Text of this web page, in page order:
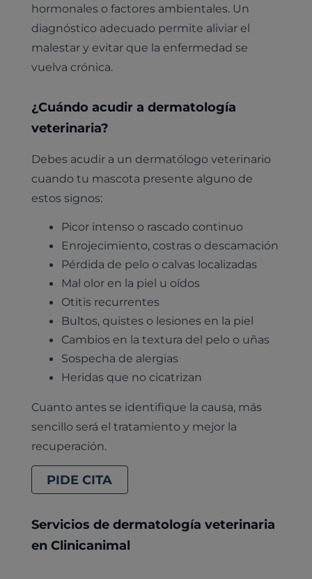
hormonales o factores ambientales. Un
diagnóstico adecuado permite aliviar el
malestar y evitar que la enfermedad se
vuelva crónica.
¿Cuándo acudir a dermatología
veterinaria?
Debes acudir a un dermatólogo veterinario
cuando tu mascota presente alguno de
estos signos:
Picor intenso o rascado continuo
Enrojecimiento, costras o descamación
Pérdida de pelo o calvas localizadas
Mal olor en la piel u oídos
Otitis recurrentes
Bultos, quistes o lesiones en la piel
Cambios en la textura del pelo o uñas
Sospecha de alergias
Heridas que no cicatrizan
Cuanto antes se identifique la causa, más
sencillo será el tratamiento y mejor la
recuperación.
PIDE CITA
Servicios de dermatología veterinaria
en Clinicanimal